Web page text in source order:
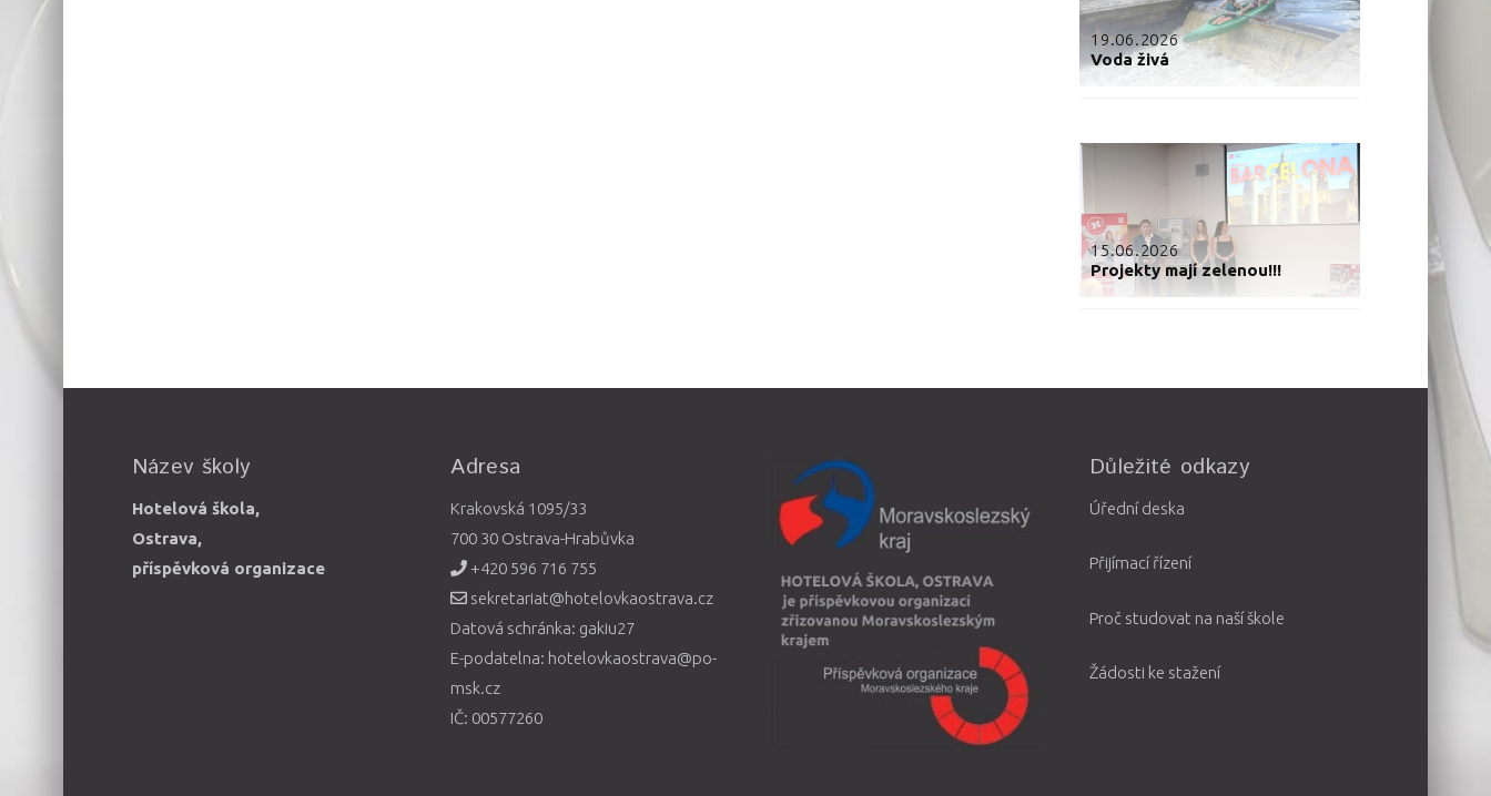
19.06.2026
Voda živá
15.06.2026
Projekty mají zelenou!!!
Název školy
Hotelová škola,
Ostrava,
příspěvková organizace
Adresa
Krakovská 1095/33
700 30 Ostrava-Hrabůvka
+420 596 716 755
sekretariat@hotelovkaostrava.cz
Datová schránka: gakiu27
E-podatelna: hotelovkaostrava@po-
msk.cz
IČ: 00577260
Důležité odkazy
Úřední deska
Přijímací řízení
Proč studovat na naší škole
Žádosti ke stažení